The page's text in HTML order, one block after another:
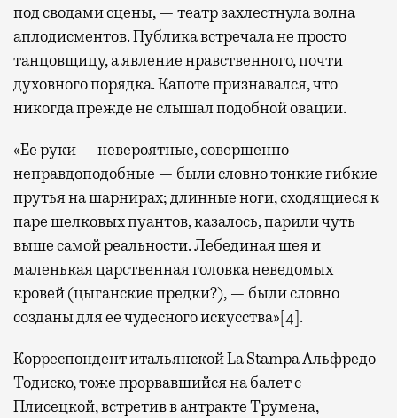
под сводами сцены, — театр захлестнула волна
аплодисментов. Публика встречала не просто
танцовщицу, а явление нравственного, почти
духовного порядка. Капоте признавался, что
никогда прежде не слышал подобной овации.
«Ее руки — невероятные, совершенно
неправдоподобные — были словно тонкие гибкие
прутья на шарнирах; длинные ноги, сходящиеся к
паре шелковых пуантов, казалось, парили чуть
выше самой реальности. Лебединая шея и
маленькая царственная головка неведомых
кровей (цыганские предки?), — были словно
созданы для ее чудесного искусства»[4].
Корреспондент итальянской La Stampa Альфредо
Тодиско, тоже прорвавшийся на балет с
Плисецкой, встретив в антракте Трумена,